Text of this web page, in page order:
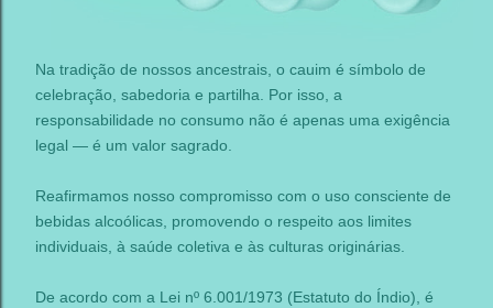
Na tradição de nossos ancestrais, o cauim é símbolo de
celebração, sabedoria e partilha. Por isso, a
responsabilidade no consumo não é apenas uma exigência
legal — é um valor sagrado.
Reafirmamos nosso compromisso com o uso consciente de
bebidas alcoólicas, promovendo o respeito aos limites
individuais, à saúde coletiva e às culturas originárias.
De acordo com a Lei nº 6.001/1973 (Estatuto do Índio), é